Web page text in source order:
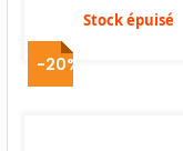
Stock épuisé
-20%